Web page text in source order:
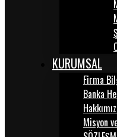
KURUMSAL
Firma
Banka
Misyon